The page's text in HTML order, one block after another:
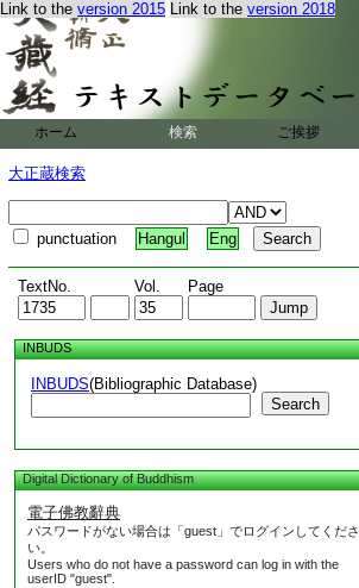
Link to the version 2015 Link to the version 2018
ホーム 検索 ご挨拶
大正蔵検索
punctuation Hangul Eng
TextNo. Vol. Page
INBUDS
INBUDS(Bibliographic Database)
Search
Digital Dictionary of Buddhism
電子佛教辭典
パスワードがない場合は「guest」でログインしてくださ
い。
Users who do not have a password can log in with the
userID "guest".